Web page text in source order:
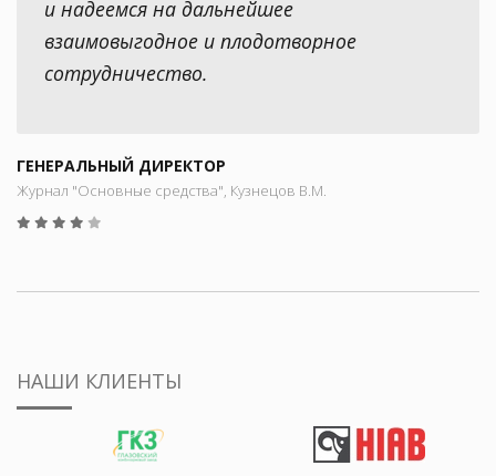
и надеемся на дальнейшее
взаимовыгодное и плодотворное
сотрудничество.
ГЕНЕРАЛЬНЫЙ ДИРЕКТОР
Журнал "Основные средства", Кузнецов В.М.
НАШИ КЛИЕНТЫ